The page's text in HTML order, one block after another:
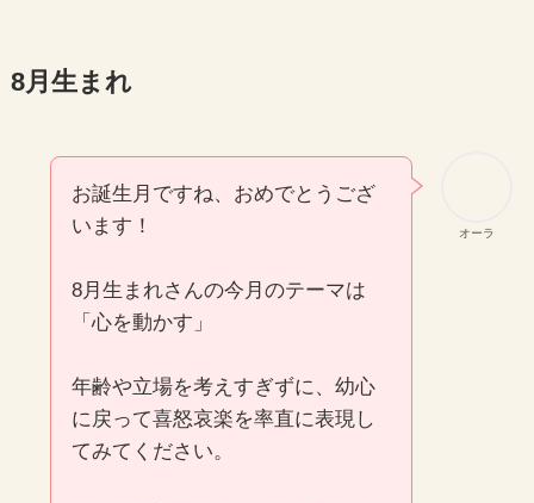
8月生まれ
オーラ
お誕生月ですね、おめでとうござ
います！
8月生まれさんの今月のテーマは
「心を動かす」
年齢や立場を考えすぎずに、幼心
に戻って喜怒哀楽を率直に表現し
てみてください。